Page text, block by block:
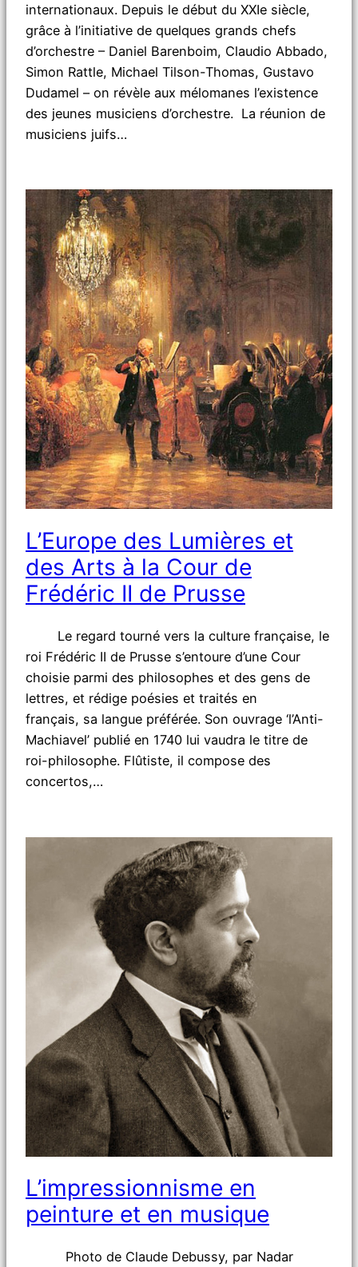
internationaux. Depuis le début du XXIe siècle,
grâce à l’initiative de quelques grands chefs
d’orchestre – Daniel Barenboim, Claudio Abbado,
Simon Rattle, Michael Tilson-Thomas, Gustavo
Dudamel – on révèle aux mélomanes l’existence
des jeunes musiciens d’orchestre. La réunion de
musiciens juifs…
L’Europe des Lumières et
des Arts à la Cour de
Frédéric II de Prusse
Le regard tourné vers la culture française, le
roi Frédéric II de Prusse s’entoure d’une Cour
choisie parmi des philosophes et des gens de
lettres, et rédige poésies et traités en
français, sa langue préférée. Son ouvrage ‘l’Anti-
Machiavel’ publié en 1740 lui vaudra le titre de
roi-philosophe. Flûtiste, il compose des
concertos,…
L’impressionnisme en
peinture et en musique
Photo de Claude Debussy, par Nadar